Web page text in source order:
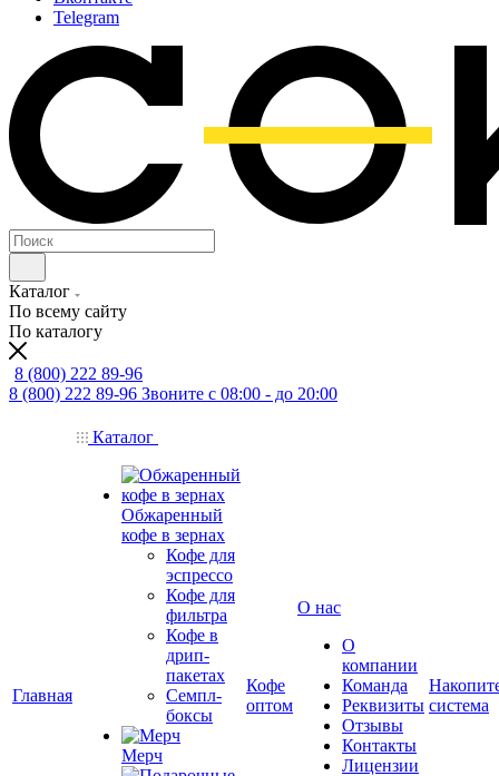
Telegram
Каталог
По всему сайту
По каталогу
8 (800) 222 89-96
8 (800) 222 89-96 Звоните с 08:00 - до 20:00
Главная
Каталог
Обжаренный
кофе в зернах
Кофе для
эспрессо
Кофе для
фильтра
Кофе в
дрип-
пакетах
Семпл-
боксы
Мерч
Кофе
оптом
О нас
О
компании
Команда
Реквизиты
Отзывы
Контакты
Лицензии
система